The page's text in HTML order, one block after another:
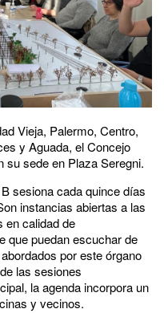
Vieja, Palermo, Centro,
y Aguada, el Concejo
su sede en Plaza Seregni.
sesiona cada quince días
instancias abiertas a las
en calidad de
que puedan escuchar de
por este órgano
las sesiones
la agenda incorpora un
y vecinos.